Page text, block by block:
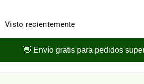
Visto recientemente
👋 Envío gratis para pedidos